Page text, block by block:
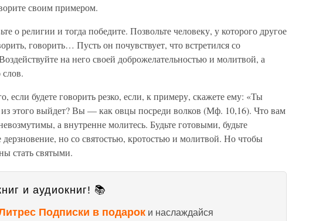
своим примером.
о религии и тогда победите. Позвольте человеку, у которого другое
говорить… Пусть он почувствует, что встретился со
на него своей доброжелательностью и молитвой, а
если будете говорить резко, если, к примеру, скажете ему: «Ты
этого выйдет? Вы — как овцы посреди волков (Мф. 10,16). Что вам
а внутренне молитесь. Будьте готовыми, будьте
но со святостью, кротостью и молитвой. Но чтобы
стать святыми.
и аудиокниг! 📚
Подписки в подарок и наслаждайся